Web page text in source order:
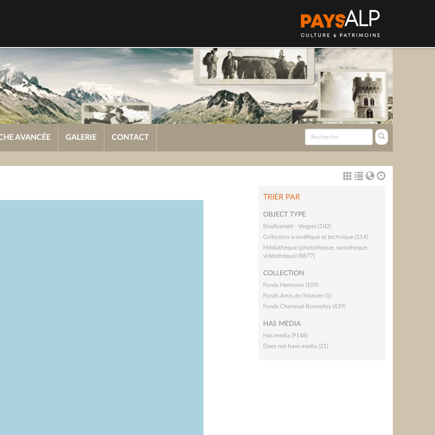
AVANCÉE GALERIE CONTACT
TRIER PAR
OBJECT TYPE
Biodiversité - Vergers (182)
Collection scientifique et technique (114)
Médiathèque (photothèque, sonothèque,
vidéothèque) (8877)
COLLECTION
Fonds Hermann (109)
Fonds Amis de l'histoire (1)
Fonds Cheneval-Bonnefoy (439)
HAS MEDIA
Has media (9148)
Does not have media (21)